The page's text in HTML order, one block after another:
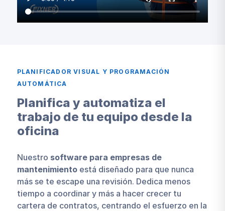
PLANIFICADOR VISUAL Y PROGRAMACIÓN
AUTOMÁTICA
Planifica y automatiza el
trabajo de tu equipo desde la
oficina
Nuestro software para empresas de
mantenimientoestá diseñado para que nunca
más se te escape una revisión. Dedica menos
tiempo a coordinar y más a hacer crecer tu
cartera de contratos, centrando el esfuerzo en la